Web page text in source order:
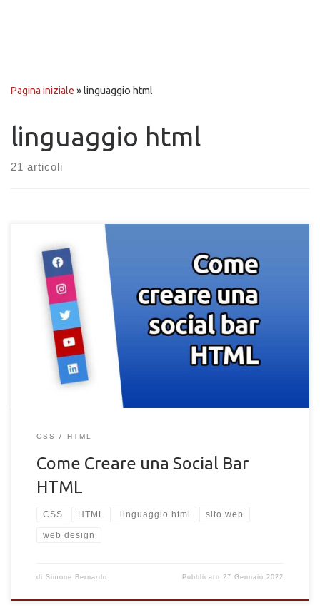
Pagina iniziale » linguaggio html
linguaggio html
21 articoli
Come creare da zero una social bar HTML per il tuo sito. Creare
un menu social con pulsanti personalizzato per le pagine web di
un sito
CSS HTML
Come Creare una Social Bar
HTML
CSS HTML linguaggio html sito web
web design
di Simone Bernardo Pubblicato27 Gennaio 2022